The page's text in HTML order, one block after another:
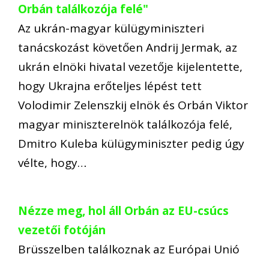
Orbán találkozója felé"
Az ukrán-magyar külügyminiszteri
tanácskozást követően Andrij Jermak, az
ukrán elnöki hivatal vezetője kijelentette,
hogy Ukrajna erőteljes lépést tett
Volodimir Zelenszkij elnök és Orbán Viktor
magyar miniszterelnök találkozója felé,
Dmitro Kuleba külügyminiszter pedig úgy
vélte, hogy…
Nézze meg, hol áll Orbán az EU-csúcs
vezetői fotóján
Brüsszelben találkoznak az Európai Unió